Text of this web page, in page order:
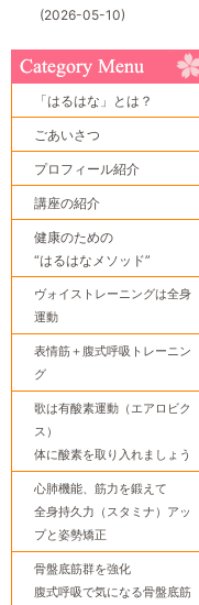
(2026-05-10)
「はるはな」とは？
ごあいさつ
プロフィール紹介
講座の紹介
健康のための
“はるはなメソッド”
ヴォイストレーニングは全身
運動
表情筋＋腹式呼吸トレーニン
グ
歌は有酸素運動（エアロビク
ス）
体に酸素を取り入れましょう
心肺機能、筋力を鍛えて
全身持久力（スタミナ）アッ
プと姿勢矯正
骨盤底筋群を強化
腹式呼吸で気になる骨盤底筋